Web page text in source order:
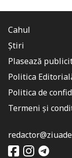
Cahul
Știri
Plasează
Politica
Politica de
Termeni și